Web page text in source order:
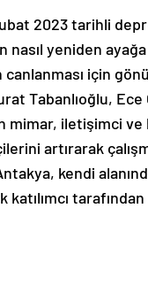
2023 tarihli
yeniden ayağa
için
Tabanlıoğlu,
mimar, iletişimci ve
artırarak
kendi
katılımcı